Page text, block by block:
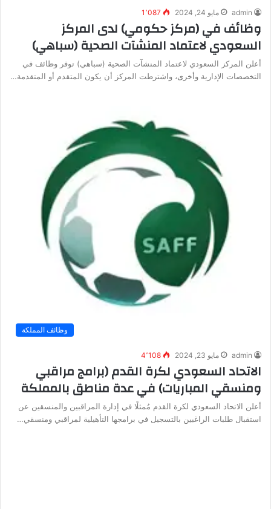
admin مايو 24, 2024 1٬087
وظائف في (مركز حكومي) لدى المركز
السعودي لاعتماد المنشآت الصحية (سباهي)
أعلن المركز السعودي لاعتماد المنشآت الصحية (سباهي) توفر وظائف في
التخصصات الإدارية وأخرى، واشترطت المركز أن يكون المتقدم أو المتقدمة…
وظائف المملكة
admin مايو 23, 2024 4٬108
الاتحاد السعودي لكرة القدم (برامج مراقبي
ومنسقي المباريات) في عدة مناطق بالمملكة
أعلن الاتحاد السعودي لكرة القدم مُمثلًا في إدارة المراقبين والمنسقين عن
استقبال طلبات الراغبين بالتسجيل في برامجها التأهيلية لمراقبي ومنسقي…